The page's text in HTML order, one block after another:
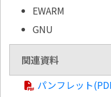
EWARM
GNU
関連資料
パンフレット